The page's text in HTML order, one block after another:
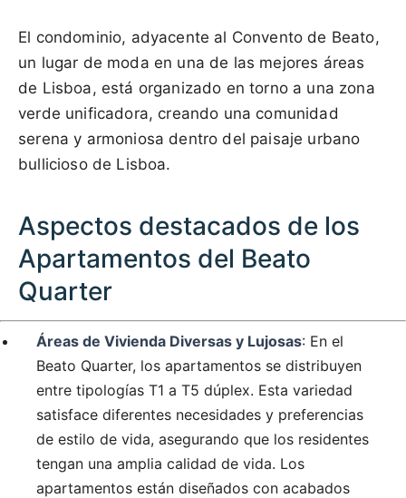
El condominio, adyacente al Convento de Beato,
un lugar de moda en una de las mejores áreas
de Lisboa, está organizado en torno a una zona
verde unificadora, creando una comunidad
serena y armoniosa dentro del paisaje urbano
bullicioso de Lisboa.
Aspectos destacados de los
Apartamentos del Beato
Quarter
Áreas de Vivienda Diversas y Lujosas: En el
Beato Quarter, los apartamentos se distribuyen
entre tipologías T1 a T5 dúplex. Esta variedad
satisface diferentes necesidades y preferencias
de estilo de vida, asegurando que los residentes
tengan una amplia calidad de vida. Los
apartamentos están diseñados con acabados